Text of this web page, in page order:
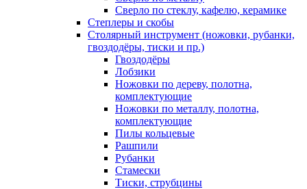
Сверло по стеклу, кафелю, керамике
Степлеры и скобы
Столярный инструмент (ножовки, рубанки,
гвоздодёры, тиски и пр.)
Гвоздодёры
Лобзики
Ножовки по дереву, полотна,
комплектующие
Ножовки по металлу, полотна,
комплектующие
Пилы кольцевые
Рашпили
Рубанки
Стамески
Тиски, струбцины